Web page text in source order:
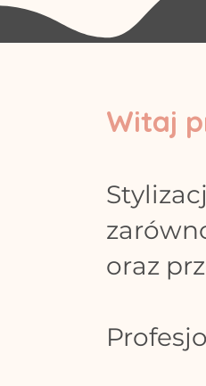
Witaj
oraz